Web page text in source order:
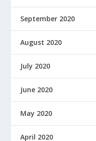
September 2020
August 2020
July 2020
June 2020
May 2020
April 2020